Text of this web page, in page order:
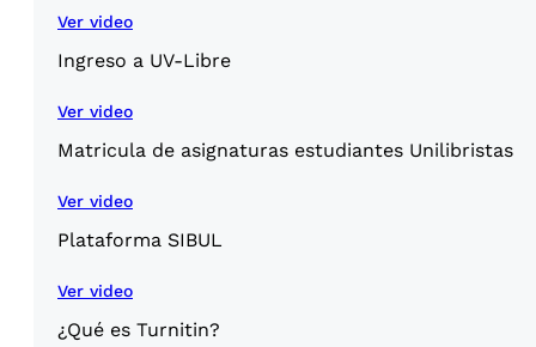
Ver video
Ingreso a UV-Libre
Ver video
Matricula de asignaturas estudiantes Unilibristas
Ver video
Plataforma SIBUL
Ver video
¿Qué es Turnitin?